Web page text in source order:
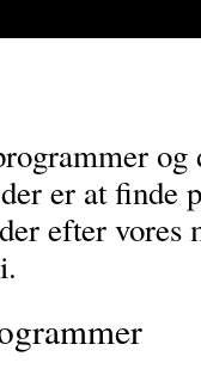
og
er at finde
efter vores